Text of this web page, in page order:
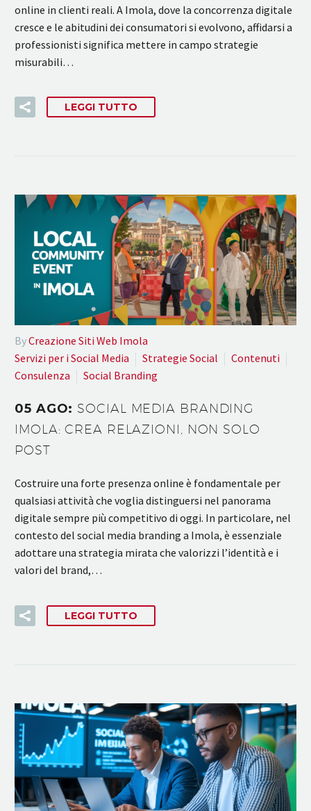
online in clienti reali. A Imola, dove la concorrenza digitale
cresce e le abitudini dei consumatori si evolvono, affidarsi a
professionisti significa mettere in campo strategie
misurabili…
LEGGI TUTTO
ByCreazione Siti Web Imola
Servizi per i Social Media
Strategie Social
Contenuti
Consulenza
Social Branding
05 AGO: SOCIAL MEDIA BRANDING
IMOLA: CREA RELAZIONI, NON SOLO
POST
Costruire una forte presenza online è fondamentale per
qualsiasi attività che voglia distinguersi nel panorama
digitale sempre più competitivo di oggi. In particolare, nel
contesto del social media branding a Imola, è essenziale
adottare una strategia mirata che valorizzi l’identità e i
valori del brand,…
LEGGI TUTTO